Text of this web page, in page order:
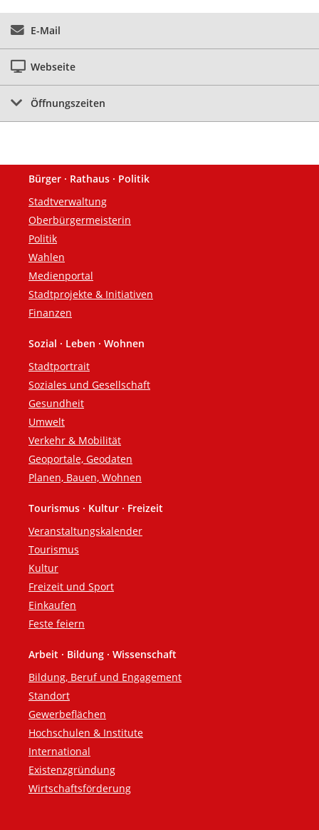
E-Mail
Webseite
Öffnungszeiten
Fußzeile
Bürger · Rathaus · Politik
Stadtverwaltung
Oberbürgermeisterin
Politik
Wahlen
Medienportal
Stadtprojekte & Initiativen
Finanzen
Sozial · Leben · Wohnen
Stadtportrait
Soziales und Gesellschaft
Gesundheit
Umwelt
Verkehr & Mobilität
Geoportale, Geodaten
Planen, Bauen, Wohnen
Tourismus · Kultur · Freizeit
Veranstaltungskalender
Tourismus
Kultur
Freizeit und Sport
Einkaufen
Feste feiern
Arbeit · Bildung · Wissenschaft
Bildung, Beruf und Engagement
Standort
Gewerbeflächen
Hochschulen & Institute
International
Existenzgründung
Wirtschaftsförderung